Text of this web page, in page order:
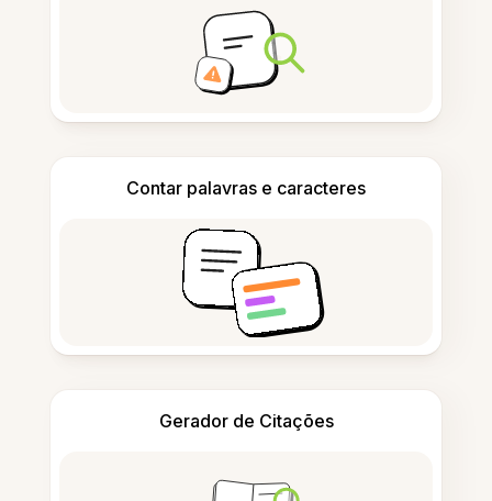
Contar palavras e caracteres
Gerador de Citações